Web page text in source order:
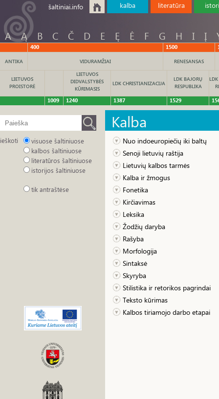
šaltiniai.info kalba literatūra
A Ą B C Č D E Ę Ė F G H I Į
400 1500
ANTIKA VIDURAMŽIAI RENESANSAS
LIETUVOS
PROISTORĖ
LIETUVOS
DIDVALSTYBĖS
KŪRIMASIS
LDK CHRISTIANIZACIJA
LDK BAJORŲ
RESPUBLIKA
1009 1240 1387 1529
ieškoti
visuose šaltiniuose
kalbos šaltiniuose
literatūros šaltiniuose
istorijos šaltiniuose
tik antraštėse
Kalba
Nuo indoeuropiečių iki baltų
Senoji lietuvių raštija
Lietuvių kalbos tarmės
Kalba ir žmogus
Fonetika
Kirčiavimas
Leksika
Žodžių daryba
Rašyba
Morfologija
Sintaksė
Skyryba
Stilistika ir retorikos pagrindai
Teksto kūrimas
Kalbos tiriamojo darbo etapai